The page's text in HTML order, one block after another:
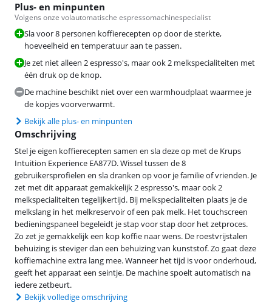
Plus- en minpunten
Volgens onze volautomatische espressomachinespecialist
Sla voor 8 personen koffierecepten op door de sterkte,
hoeveelheid en temperatuur aan te passen.
Je zet niet alleen 2 espresso's, maar ook 2 melkspecialiteiten met
één druk op de knop.
De machine beschikt niet over een warmhoudplaat waarmee je
de kopjes voorverwarmt.
Bekijk alle plus- en minpunten
Omschrijving
Stel je eigen koffierecepten samen en sla deze op met de Krups
Intuition Experience EA877D. Wissel tussen de 8
gebruikersprofielen en sla dranken op voor je familie of vrienden. Je
zet met dit apparaat gemakkelijk 2 espresso's, maar ook 2
melkspecialiteiten tegelijkertijd. Bij melkspecialiteiten plaats je de
melkslang in het melkreservoir of een pak melk. Het touchscreen
bedieningspaneel begeleidt je stap voor stap door het zetproces.
Zo zet je gemakkelijk een kop koffie naar wens. De roestvrijstalen
behuizing is steviger dan een behuizing van kunststof. Zo gaat deze
koffiemachine extra lang mee. Wanneer het tijd is voor onderhoud,
geeft het apparaat een seintje. De machine spoelt automatisch na
iedere zetbeurt.
Bekijk volledige omschrijving